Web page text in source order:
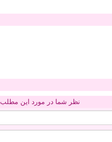
نظر شما در مورد این مطلب